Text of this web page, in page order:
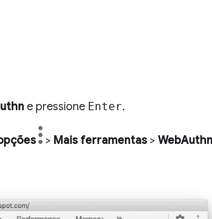
e pressione Enter.
> Mais ferramentas> WebAuthn